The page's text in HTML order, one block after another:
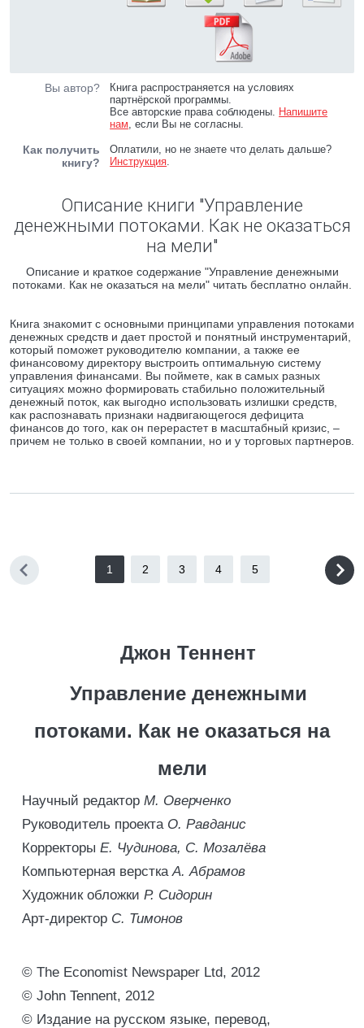
Вы автор?
Книга распространяется на условиях
партнёрской программы.
Все авторские права соблюдены. Напишите
нам, если Вы не согласны.
Как получить
книгу?
Оплатили, но не знаете что делать дальше?
Инструкция.
Описание книги "Управление
денежными потоками. Как не оказаться
на мели"
Описание и краткое содержание "Управление денежными
потоками. Как не оказаться на мели" читать бесплатно онлайн.
Книга знакомит с основными принципами управления потоками
денежных средств и дает простой и понятный инструментарий,
который поможет руководителю компании, а также ее
финансовому директору выстроить оптимальную систему
управления финансами. Вы поймете, как в самых разных
ситуациях можно формировать стабильно положительный
денежный поток, как выгодно использовать излишки средств,
как распознавать признаки надвигающегося дефицита
финансов до того, как он перерастет в масштабный кризис, –
причем не только в своей компании, но и у торговых партнеров.
1 2 3 4 5
Джон Теннент
Управление денежными
потоками. Как не оказаться на
мели
Научный редактор М. Оверченко
Руководитель проекта О. Равданис
Корректоры Е. Чудинова, С. Мозалёва
Компьютерная версткаА. Абрамов
Художник обложки Р. Сидорин
Арт-директор С. Тимонов
© The Economist Newspaper Ltd, 2012
© John Tennent, 2012
© Издание на русском языке, перевод,